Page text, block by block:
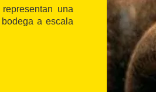
una
a escala